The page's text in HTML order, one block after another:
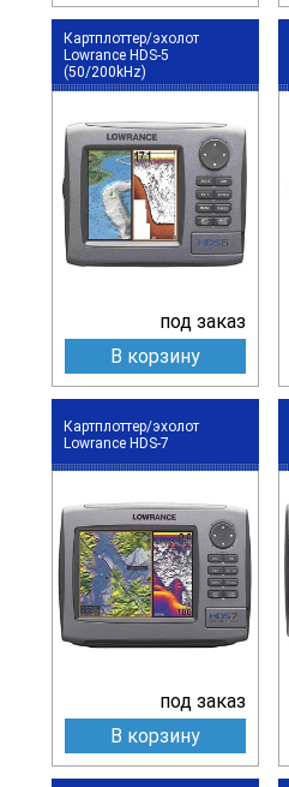
Картплоттер/эхолот
Lowrance HDS-5
(50/200kHz)
под заказ
В корзину
Картплоттер/эхолот
Lowrance HDS-7
под заказ
В корзину